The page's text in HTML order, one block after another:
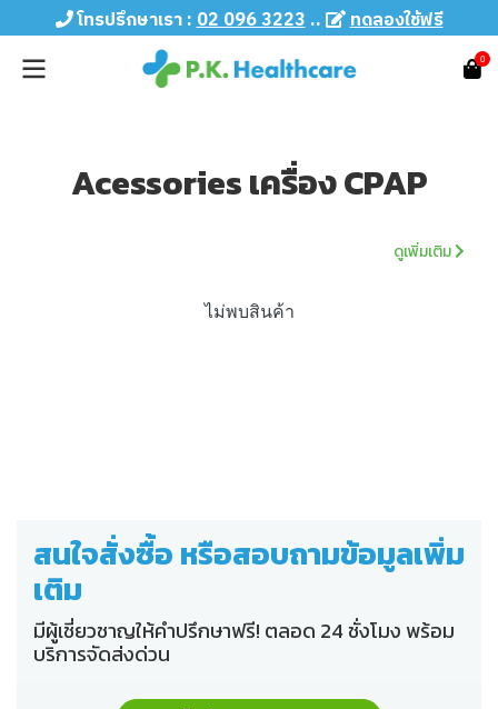
โทรปรึกษาเรา :02 096 3223.. ทดลองใช้ฟรี
0
Acessories เครื่อง CPAP
ดูเพิ่มเติม
ไม่พบสินค้า
สนใจสั่งซื้อ หรือสอบถามข้อมูลเพิ่ม
เติม
มีผู้เชี่ยวชาญให้คำปรึกษาฟรี! ตลอด 24 ชั่งโมง พร้อม
บริการจัดส่งด่วน